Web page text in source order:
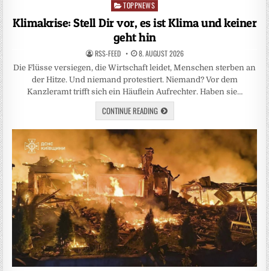
Posted
TOPPNEWS
Klimakrise: Stell Dir vor, es ist Klima und keiner
geht hin
RSS-FEED 8. AUGUST 2026
Die Flüsse versiegen, die Wirtschaft leidet, Menschen sterben an
der Hitze. Und niemand protestiert. Niemand? Vor dem
Kanzleramt trifft sich ein Häuflein Aufrechter. Haben sie…
CONTINUE READING